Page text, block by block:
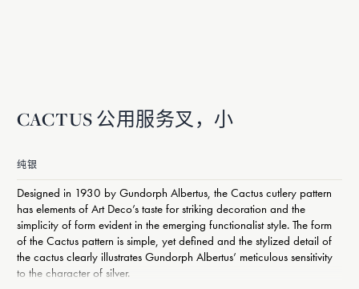
CACTUS 公用服务叉，小
纯银
Designed in 1930 by Gundorph Albertus, the Cactus cutlery pattern
has elements of Art Deco’s taste for striking decoration and the
simplicity of form evident in the emerging functionalist style. The form
of the Cactus pattern is simple, yet defined and the stylized detail of
the cactus clearly illustrates Gundorph Albertus’ meticulous sensitivity
to the character of silver.